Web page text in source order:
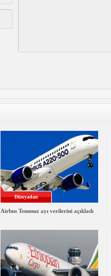
Dünyadan
Airbus Temmuz ayı verilerini açıkladı